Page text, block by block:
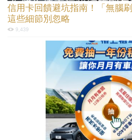
信用卡回饋避坑指南！「無腦
這些細節別忽略
9,439